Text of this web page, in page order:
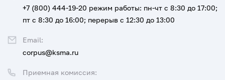
Приемная комиссия:
+7 (800) 444-19-20 режим работы: пн-чт с 8:30 до 17:00;
пт с 8:30 до 16:00; перерыв с 12:30 до 13:00
Email:
corpus@ksma.ru